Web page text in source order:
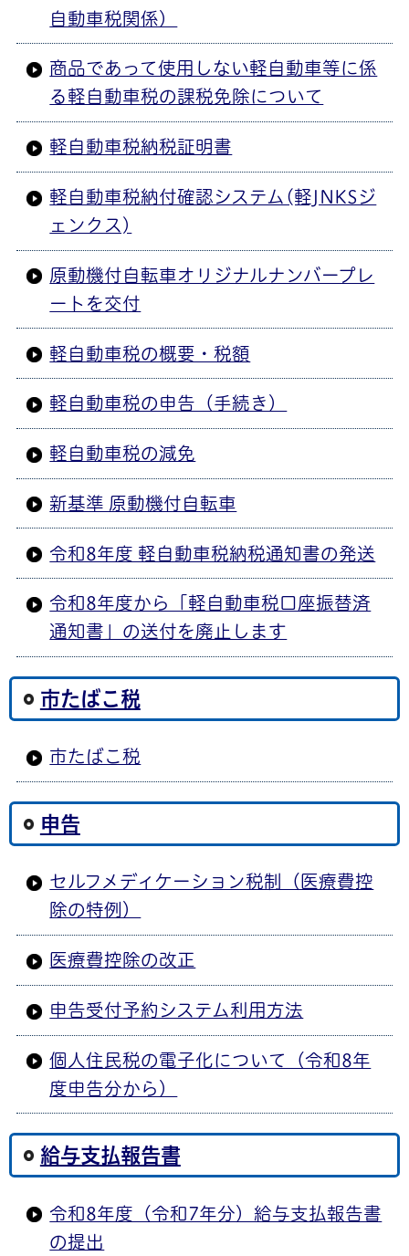
自動車税関係）
商品であって使用しない軽自動車等に係
る軽自動車税の課税免除について
軽自動車税納税証明書
軽自動車税納付確認システム(軽JNKSジ
ェンクス)
原動機付自転車オリジナルナンバープレ
ートを交付
軽自動車税の概要・税額
軽自動車税の申告（手続き）
軽自動車税の減免
新基準 原動機付自転車
令和8年度 軽自動車税納税通知書の発送
令和8年度から「軽自動車税口座振替済
通知書」の送付を廃止します
市たばこ税
市たばこ税
申告
セルフメディケーション税制（医療費控
除の特例）
医療費控除の改正
申告受付予約システム利用方法
個人住民税の電子化について（令和8年
度申告分から）
給与支払報告書
令和8年度（令和7年分）給与支払報告書
の提出